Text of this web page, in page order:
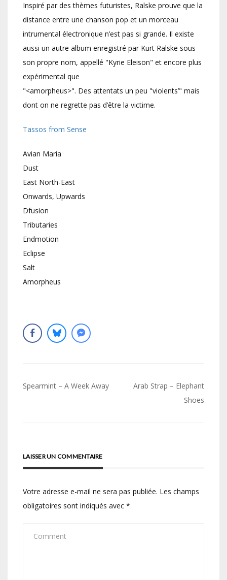
Inspiré par des thèmes futuristes, Ralske prouve que la
distance entre une chanson pop et un morceau
intrumental électronique n’est pas si grande. Il existe
aussi un autre album enregistré par Kurt Ralske sous
son propre nom, appellé "Kyrie Eleison" et encore plus
expérimental que
"<amorpheus>". Des attentats un peu "violents’" mais
dont on ne regrette pas d’être la victime.
Tassos from Sense
Avian Maria
Dust
East North-East
Onwards, Upwards
Dfusion
Tributaries
Endmotion
Eclipse
Salt
Amorpheus
Navigation
Spearmint – A Week Away
Arab Strap – Elephant
Shoes
LAISSER UN COMMENTAIRE
Votre adresse e-mail ne sera pas publiée. Les champs
obligatoires sont indiqués avec *